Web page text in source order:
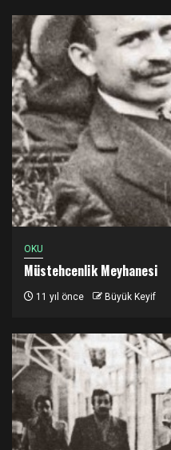
OKU
Müstehcenlik Meyhanesi
11 yıl önce Büyük Keyif